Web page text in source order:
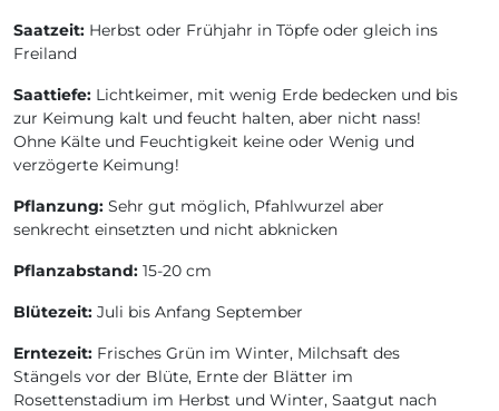
Saatzeit: Herbst oder Frühjahr in Töpfe oder gleich ins
Freiland
Saattiefe: Lichtkeimer, mit wenig Erde bedecken und bis
zur Keimung kalt und feucht halten, aber nicht nass!
Ohne Kälte und Feuchtigkeit keine oder Wenig und
verzögerte Keimung!
Pflanzung: Sehr gut möglich, Pfahlwurzel aber
senkrecht einsetzten und nicht abknicken
Pflanzabstand: 15-20 cm
Blütezeit: Juli bis Anfang September
Erntezeit: Frisches Grün im Winter, Milchsaft des
Stängels vor der Blüte, Ernte der Blätter im
Rosettenstadium im Herbst und Winter, Saatgut nach